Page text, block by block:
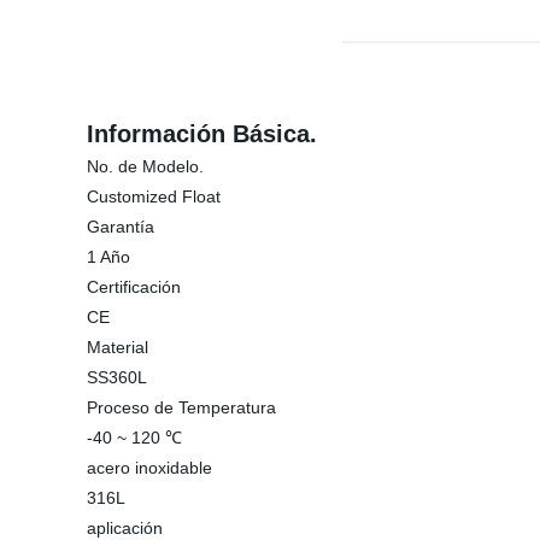
Información Básica.
No. de Modelo.
Customized Float
Garantía
1 Año
Certificación
CE
Material
SS360L
Proceso de Temperatura
-40 ~ 120 ℃
acero inoxidable
316L
aplicación